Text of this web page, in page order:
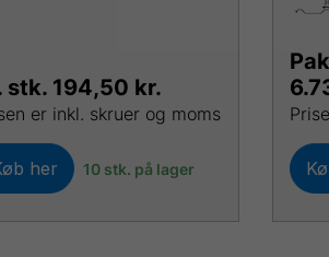
stk. 194,50 kr.
er inkl. skruer og moms
her 10 stk. på lager